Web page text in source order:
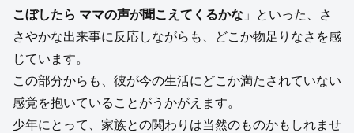
こぼしたら ママの声が聞こえてくるかな 」といった、さ
さやかな出来事に反応しながらも、どこか物足りなさを感
じています。
この部分からも、彼が今の生活にどこか満たされていない
感覚を抱いていることがうかがえます。
少年にとって、家族との関わりは当然のものかもしれませ